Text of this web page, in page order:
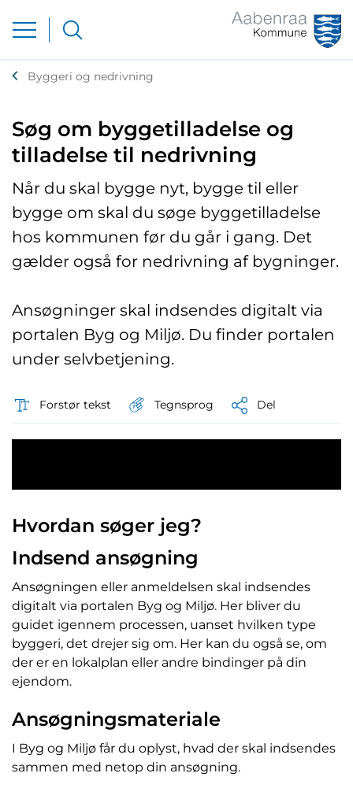
Byggeri og nedrivning
Søg om byggetilladelse og
tilladelse til nedrivning
Når du skal bygge nyt, bygge til eller
bygge om skal du søge byggetilladelse
hos kommunen før du går i gang. Det
gælder også for nedrivning af bygninger.
Ansøgninger skal indsendes digitalt via
portalen Byg og Miljø. Du finder portalen
under selvbetjening.
Forstør tekst Tegnsprog Del
Hvordan søger jeg?
Indsend ansøgning
Ansøgningen eller anmeldelsen skal indsendes
digitalt via portalen Byg og Miljø. Her bliver du
guidet igennem processen, uanset hvilken type
byggeri, det drejer sig om. Her kan du også se, om
der er en lokalplan eller andre bindinger på din
ejendom.
Ansøgningsmateriale
I Byg og Miljø får du oplyst, hvad der skal indsendes
sammen med netop din ansøgning.